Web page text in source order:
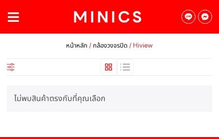
หน้าหลัก / กล้องวงจรปิด / Hiview
ไม่พบสินค้าตรงกับที่คุณเลือก